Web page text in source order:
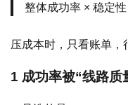
整体成功率 × 稳定
压成本时，只看账单，
1 成功率被“线路质